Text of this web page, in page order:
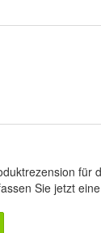
für
Sie jetzt